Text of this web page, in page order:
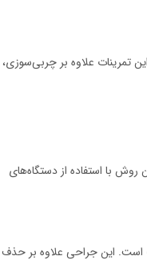
تمرینات علاوه بر چربی‌سوزی،
با استفاده از دستگاه‌های
است. این جراحی علاوه بر حذف